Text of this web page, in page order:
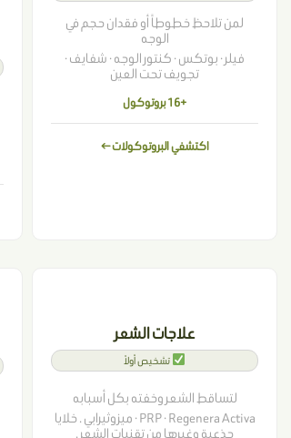
لمن تلاحظ خطوطاً أو فقدان حجم في
الوجه
فيلر · بوتكس · كنتور الوجه · شفايف ·
تجويف تحت العين
+16 بروتوكول
اكتشفي البروتوكولات ←
علاجات الشعر
تشخيص أولاً
لتساقط الشعر وخفته بكل أسبابه
PRP · Regenera Activa · ميزوثيرابي . خلايا
جذعية وغيرها من تقنيات الشعر .